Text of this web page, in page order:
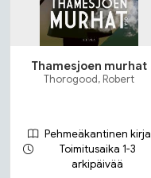
Thamesjoen murhat
Thorogood, Robert
Pehmeäkantinen kirja
Toimitusaika 1-3
arkipäivää